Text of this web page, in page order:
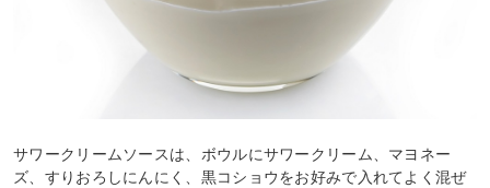
サワークリームソースは、ボウルにサワークリーム、マヨネー
ズ、すりおろしにんにく、黒コショウをお好みで入れてよく混ぜ